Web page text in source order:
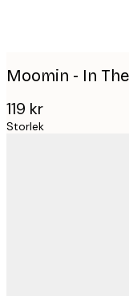
Moomin - In
119 kr
Storlek